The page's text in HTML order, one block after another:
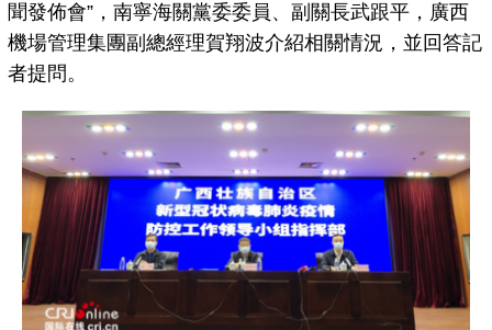
聞發佈會”，南寧海關黨委委員、副關長武跟平，廣西
機場管理集團副總經理賀翔波介紹相關情況，並回答記
者提問。